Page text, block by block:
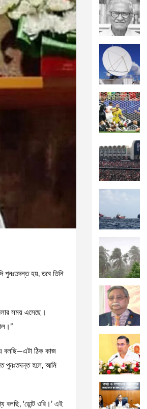
পুনঃতদন্ত হয়, তবে তিনি
সময় এসেছে।
বলছি—এটা ঠিক কাজ
পুনঃতদন্ত হলে, আমি
বলছি, ‘ডোন্ট ওরি।’ এই